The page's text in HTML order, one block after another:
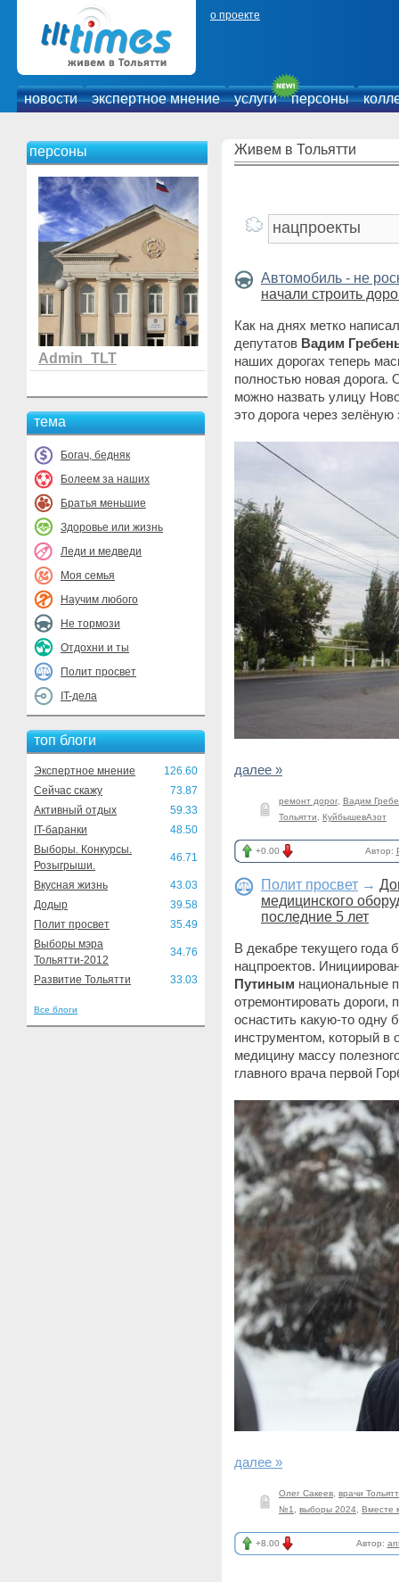
о проекте
новости экспертное мнение услуги персоны
персоны
Admin_TLT
тема
Богач, бедняк
Болеем за наших
Братья меньшие
Здоровье или жизнь
Леди и медведи
Моя семья
Научим любого
Не тормози
Отдохни и ты
Полит просвет
IT-дела
топ блоги
Экспертное мнение
126.60
Сейчас скажу
73.87
Активный отдых
59.33
IT-баранки
48.50
Выборы. Конкурсы.
Розыгрыши.
46.71
Вкусная жизнь
43.03
Додыр
39.58
Полит просвет
35.49
Выборы мэра
Тольятти-2012
34.76
Развитие Тольятти 33.03
Все блоги
Живем в Тольятти
Автомобиль - не
начали строить
Как на днях метко
депутатов Вадим
наших дорогах теперь
полностью новая
можно назвать улицу
это дорога через
далее »
ремонт дорог, Вадим
Тольятти
КуйбышевАзот
+0.00 Автор:
Полит просвет →
медицинского
последние 5 лет
В декабре текущего года
нацпроектов.
Путиным национальные
отремонтировать
оснастить какую-то
инструментом, который в
медицину массу
главного врача первой
далее »
Олег Сакеев врачи
№1
выборы 2024 Вместе
+8.00 Автор: